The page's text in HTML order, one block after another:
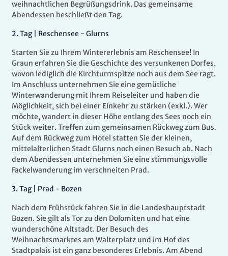
weihnachtlichen Begrüßungsdrink. Das gemeinsame
Abendessen beschließt den Tag.
2. Tag | Reschensee - Glurns
Starten Sie zu Ihrem Wintererlebnis am Reschensee! In
Graun erfahren Sie die Geschichte des versunkenen Dorfes,
wovon lediglich die Kirchturmspitze noch aus dem See ragt.
Im Anschluss unternehmen Sie eine gemütliche
Winterwanderung mit Ihrem Reiseleiter und haben die
Möglichkeit, sich bei einer Einkehr zu stärken (exkl.). Wer
möchte, wandert in dieser Höhe entlang des Sees noch ein
Stück weiter. Treffen zum gemeinsamen Rückweg zum Bus.
Auf dem Rückweg zum Hotel statten Sie der kleinen,
mittelalterlichen Stadt Glurns noch einen Besuch ab. Nach
dem Abendessen unternehmen Sie eine stimmungsvolle
Fackelwanderung im verschneiten Prad.
3. Tag | Prad - Bozen
Nach dem Frühstück fahren Sie in die Landeshauptstadt
Bozen. Sie gilt als Tor zu den Dolomiten und hat eine
wunderschöne Altstadt. Der Besuch des
Weihnachtsmarktes am Walterplatz und im Hof des
Stadtpalais ist ein ganz besonderes Erlebnis. Am Abend